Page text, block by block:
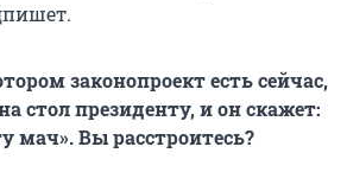
законопроект есть сейчас,
стол президенту, и он скажет:
мач». Вы расстроитесь?